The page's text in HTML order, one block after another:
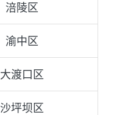
涪陵区
渝中区
大渡口区
沙坪坝区